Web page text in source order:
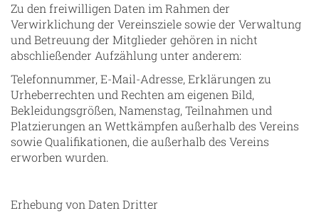
Zu den freiwilligen Daten im Rahmen der
Verwirklichung der Vereinsziele sowie der Verwaltung
und Betreuung der Mitglieder gehören in nicht
abschließender Aufzählung unter anderem:
Telefonnummer, E-Mail-Adresse, Erklärungen zu
Urheberrechten und Rechten am eigenen Bild,
Bekleidungsgrößen, Namenstag, Teilnahmen und
Platzierungen an Wettkämpfen außerhalb des Vereins
sowie Qualifikationen, die außerhalb des Vereins
erworben wurden.
Erhebung von Daten Dritter